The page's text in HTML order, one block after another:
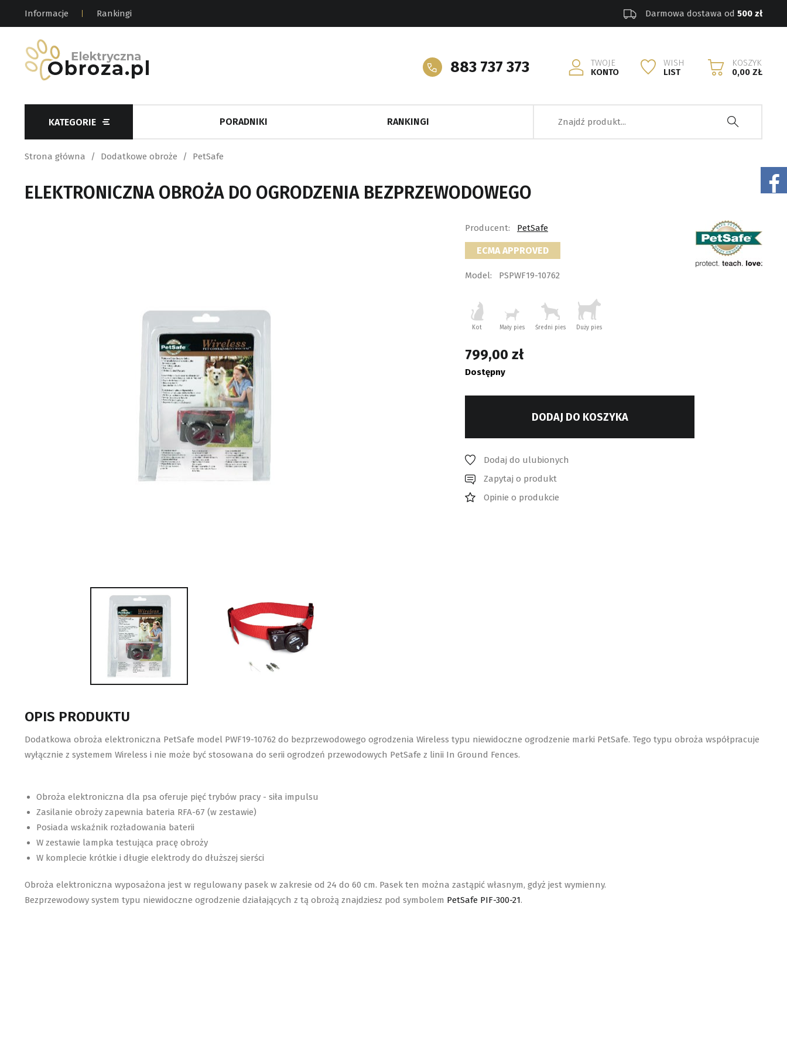
Informacje Rankingi Darmowa dostawa od 500 zł
KOSZYK
0,00 ZŁ
WISH
LIST
TWOJE
KONTO
883 737 373
KATEGORIE PORADNIKI RANKINGI
Strona główna Dodatkowe obroże PetSafe
ELEKTRONICZNA OBROŻA DO OGRODZENIA BEZPRZEWODOWEGO
Producent: PetSafe
ECMA APPROVED
Model: PSPWF19-10762
Kot Mały pies Średni pies Duży pies
799,00 zł
Dostępny
DODAJ DO KOSZYKA
Dodaj do ulubionych
Zapytaj o produkt
Opinie o produkcie
OPIS PRODUKTU
Dodatkowa obroża elektroniczna PetSafe model PWF19-10762 do bezprzewodowego ogrodzenia Wireless typu niewidoczne ogrodzenie marki PetSafe. Tego typu obroża współpracuje
wyłącznie z systemem Wireless i nie może być stosowana do serii ogrodzeń przewodowych PetSafe z linii In Ground Fences.
Obroża elektroniczna dla psa oferuje pięć trybów pracy - siła impulsu
Zasilanie obroży zapewnia bateria RFA-67 (w zestawie)
Posiada wskaźnik rozładowania baterii
W zestawie lampka testująca pracę obroży
W komplecie krótkie i długie elektrody do dłuższej sierści
Obroża elektroniczna wyposażona jest w regulowany pasek w zakresie od 24 do 60 cm. Pasek ten można zastąpić własnym, gdyż jest wymienny.
Bezprzewodowy system typu niewidoczne ogrodzenie działających z tą obrożą znajdziesz pod symbolem PetSafe PIF-300-21.